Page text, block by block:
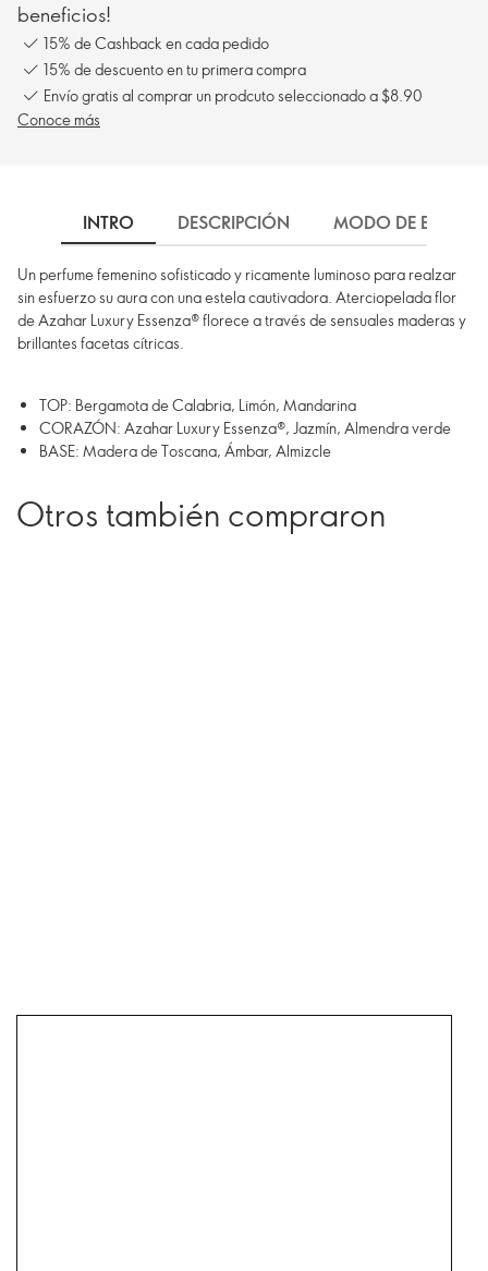
beneficios!
15% de Cashback en cada pedido
15% de descuento en tu primera compra
Envío gratis al comprar un prodcuto seleccionado a $8.90
Conoce más
INTRO DESCRIPCIÓN MODO DE EMPLEO
Un perfume femenino sofisticado y ricamente luminoso para realzar
sin esfuerzo su aura con una estela cautivadora. Aterciopelada flor
de Azahar Luxury Essenza® florece a través de sensuales maderas y
brillantes facetas cítricas.
TOP: Bergamota de Calabria, Limón, Mandarina
CORAZÓN: Azahar Luxury Essenza®, Jazmín, Almendra verde
BASE: Madera de Toscana, Ámbar, Almizcle
Otros también compraron